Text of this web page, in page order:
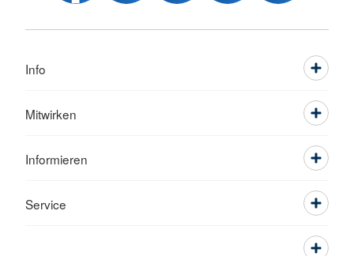
Info
Mitwirken
Informieren
Service